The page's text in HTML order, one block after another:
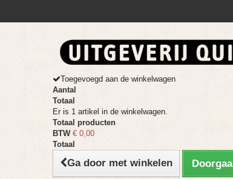
Toegevoegd aan de winkelwagen
Aantal
Totaal
Er is 1 artikel in de winkelwagen.
Totaal producten
BTW € 0,00
Totaal
Ga door met winkelen